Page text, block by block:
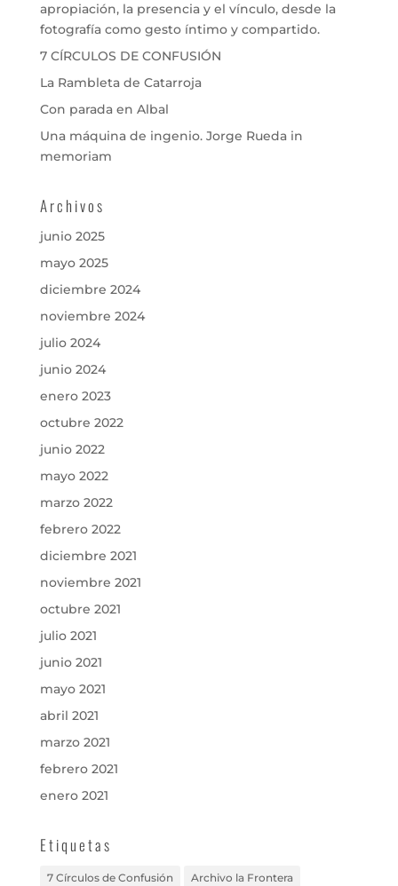
apropiación, la presencia y el vínculo, desde la
fotografía como gesto íntimo y compartido.
7 CÍRCULOS DE CONFUSIÓN
La Rambleta de Catarroja
Con parada en Albal
Una máquina de ingenio. Jorge Rueda in
memoriam
Archivos
junio 2025
mayo 2025
diciembre 2024
noviembre 2024
julio 2024
junio 2024
enero 2023
octubre 2022
junio 2022
mayo 2022
marzo 2022
febrero 2022
diciembre 2021
noviembre 2021
octubre 2021
julio 2021
junio 2021
mayo 2021
abril 2021
marzo 2021
febrero 2021
enero 2021
Etiquetas
7 Círculos de Confusión Archivo la Frontera